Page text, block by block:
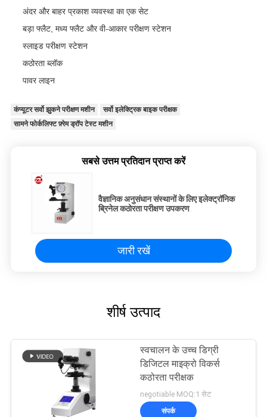
अंदर और बाहर प्रकाश व्यवस्था का एक सेट
बड़ा फ्लैट, मध्य फ्लैट और वी-आकार परीक्षण स्टेशन
स्लाइड परीक्षण स्टेशन
कठोरता ब्लॉक
पावर लाइन
कंप्यूटर सर्वो झुकने परीक्षण मशीन
सर्वो इलेक्ट्रिक बाइक परीक्षक
सामने फोर्कलिफ्ट फ़्रेम ड्रॉप टेस्ट मशीन
सबसे उत्तम प्रतिदान प्राप्त करें
वैज्ञानिक अनुसंधान संस्थानों के लिए इलेक्ट्रॉनिक
ब्रिनेल कठोरता परीक्षण उपकरण
जारी रखें
शीर्ष उत्पाद
स्वचालन के उच्च डिग्री
डिजिटल माइक्रो विकर्स
कठोरता परीक्षक
negotiable MOQ:1 सेट
संपर्क